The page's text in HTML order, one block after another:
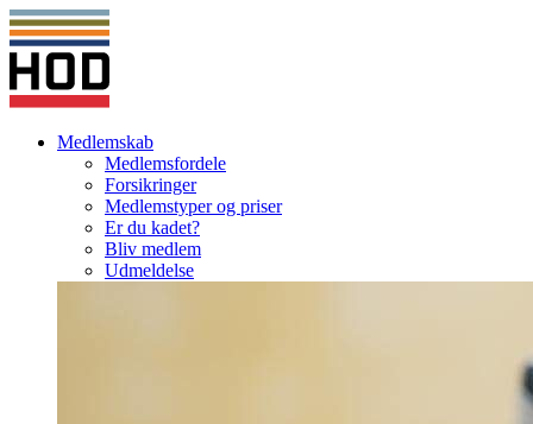
Medlemskab
Medlemsfordele
Forsikringer
Medlemstyper og priser
Er du kadet?
Bliv medlem
Udmeldelse